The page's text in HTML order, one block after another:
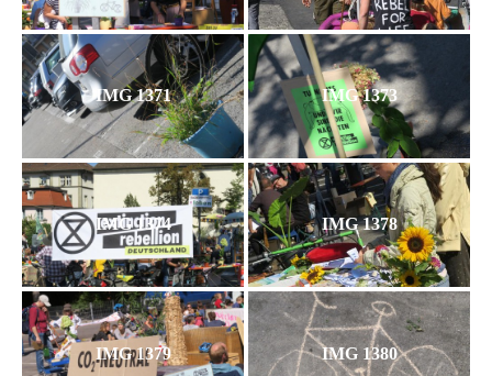
IMG 1371 IMG 1373
IMG 1374 IMG 1378
IMG 1379 IMG 1380